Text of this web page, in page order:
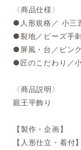
〈商品仕様〉
●人形規格／ 小三
●裂地／ビーズ手
●屏風・台／ピン
●匠のこだわり／
〈商品説明〉
親王平飾り
【製作・企画
【人形仕立・着